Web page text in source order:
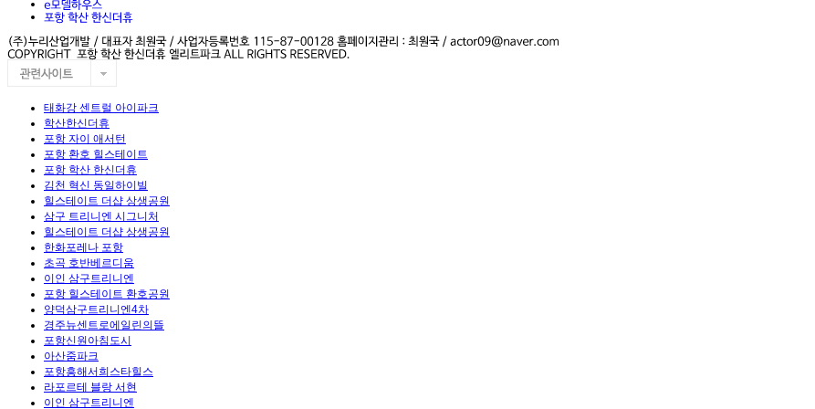
태화강 센트럴 아이파크
학산한신더휴
포항 자이 애서턴
포항 환호 힐스테이트
포항 학산 한신더휴
김천 혁신 동일하이빌
힐스테이트 더샵 상생공원
삼구 트리니엔 시그니처
힐스테이트 더샵 상생공원
한화포레나 포항
초곡 호반베르디움
이인 삼구트리니엔
포항 힐스테이트 환호공원
양덕삼구트리니엔4차
경주뉴센트로에일린의뜰
포항신원아침도시
아산줌파크
포항흥해서희스타힐스
라포르테 블랑 서현
이인 삼구트리니엔